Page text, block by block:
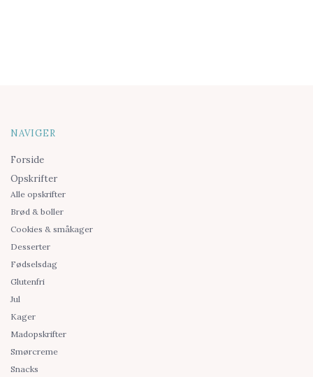
NAVIGER
Forside
Opskrifter
Alle opskrifter
Brød & boller
Cookies & småkager
Desserter
Fødselsdag
Glutenfri
Jul
Kager
Madopskrifter
Smørcreme
Snacks